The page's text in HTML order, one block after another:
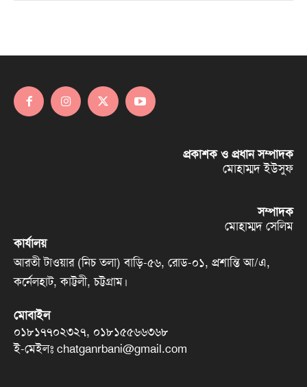
প্রকাশক ও প্রধান সম্পাদক
মোহাম্মদ ইউসুফ
সম্পাদক
মোহাম্মদ সেলিম
কার্যালয়
আরতী টাওয়ার (নিচ তলা) বাড়ি-৫৬, রোড-০১, প্রশান্তি আ/এ,
কর্নেলহাট, কাট্টলী, চট্টগ্রাম।
মোবাইল
০১৮১৭৭০২৩২৭, ০১৮১৫৫৬৬৩৬৮
ই-মেইলঃ chatganrbani@gmail.com